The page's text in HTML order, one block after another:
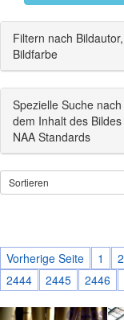
Filtern nach
Bildfarbe
Spezielle Suche
dem Inhalt des
NAA Standards
Sortieren
Vorherige Seite 1 2
2444
2445 2446